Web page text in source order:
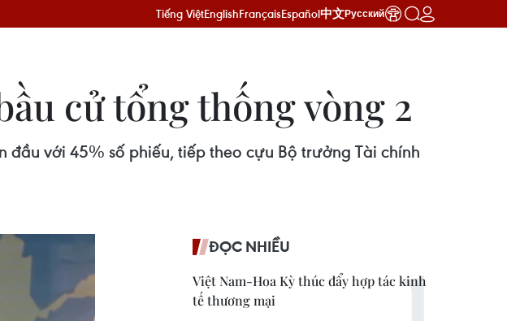
Tiếng ViệtEnglishFrançaisEspañol中文Русский
cử tổng thống vòng 2
với 45% số phiếu, tiếp theo cựu Bộ trưởng Tài chính
ĐỌC NHIỀU
Việt Nam-Hoa Kỳ thúc đẩy hợp tác kinh
tế thương mại